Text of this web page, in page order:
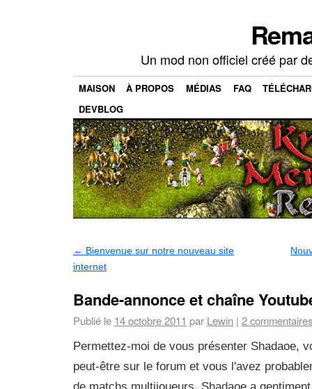
Un mod non officiel créé par
MAISON À PROPOS MÉDIAS FAQ
DEVBLOG
← Bienvenue sur notre nouveau site
internet
Bande-annonce et chaîne
Publié le 14 octobre 2011 par Lewin | 2commentaires
Permettez-moi de vous présenter Shadaoe,
peut-être sur le forum et vous l'avez